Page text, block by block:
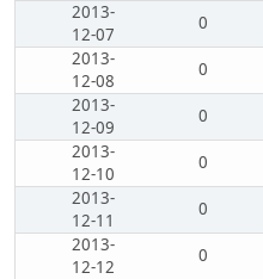
2013-
12-07
0
2013-
12-08
0
2013-
12-09
0
2013-
12-10
0
2013-
12-11
0
2013-
12-12
0